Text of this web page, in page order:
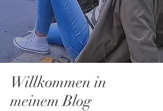
Willkommen in
meinem Blog